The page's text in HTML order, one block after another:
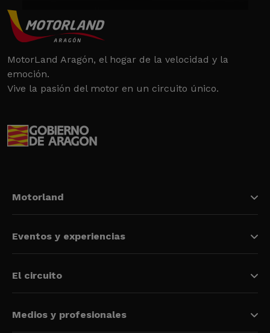
MotorLand Aragón, el hogar de la velocidad y la
emoción.
Vive la pasión del motor en un circuito único.
Motorland
Eventos y experiencias
El circuito
Medios y profesionales